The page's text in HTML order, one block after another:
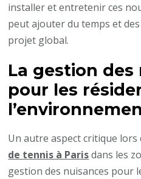
installer et entretenir ces
peut ajouter du temps et
projet global.
La gestion des
pour les
Un autre aspect critique lors
de tennis à Parisdans les
gestion des nuisances pour